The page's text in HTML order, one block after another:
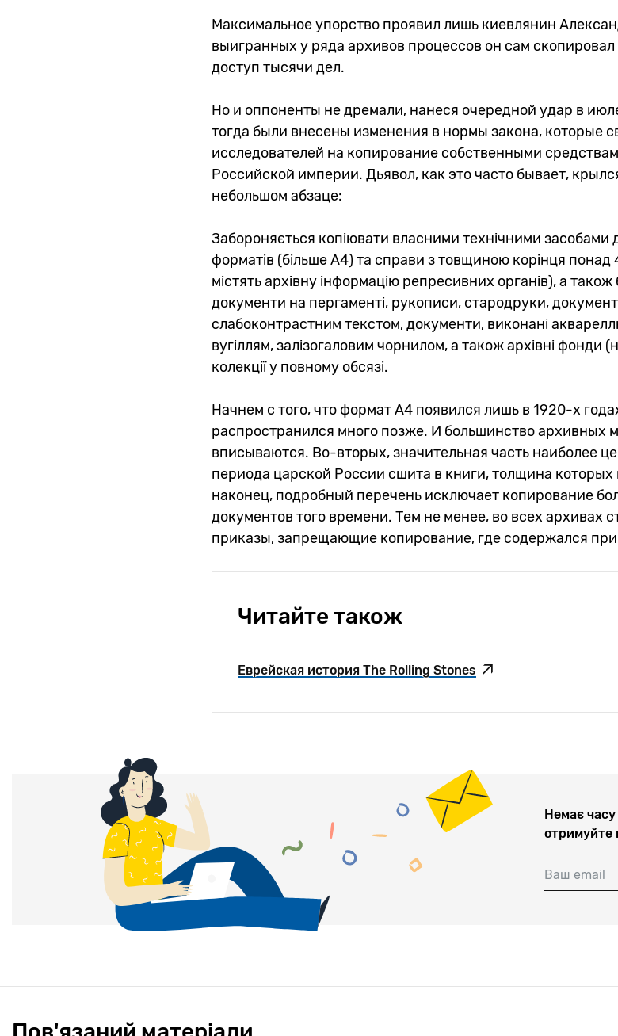
Максимальное упорство проявил лишь киевлянин
выигранных у ряда архивов процессов он сам
доступ тысячи дел.
Но и оппоненты не дремали, нанеся очередной удар в
тогда были внесены изменения в нормы закона, которые
исследователей на копирование собственными
Российской империи. Дьявол, как это часто бывает,
небольшом абзаце:
Забороняється копіювати власними технічними засобами
форматів (більше А4) та справи з товщиною корінця понад
містять архівну інформацію репресивних органів), а також
документи на пергаменті, рукописи, стародруки,
слабоконтрастним текстом, документи, виконані
вугіллям, залізогаловим чорнилом, а також архівні фонди
колекції у повному обсязі.
Начнем с того, что формат А4 появился лишь в 1920-х
распространился много позже. И большинство архивных
вписываются. Во-вторых, значительная часть наиболее
периода царской России сшита в книги, толщина
наконец, подробный перечень исключает копирование
документов того времени. Тем не менее, во всех архивах
приказы, запрещающие копирование, где содержался
Читайте також
Еврейская история The Rolling Stones
Немає часу
отримуйте
Ваш email